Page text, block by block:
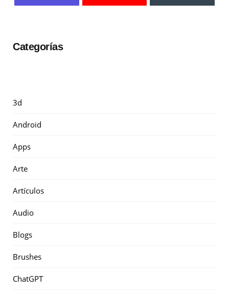
Categorías
3d
Android
Apps
Arte
Artículos
Audio
Blogs
Brushes
ChatGPT